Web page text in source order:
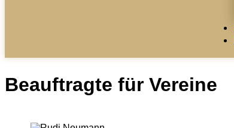
Beauftragte für Vereine